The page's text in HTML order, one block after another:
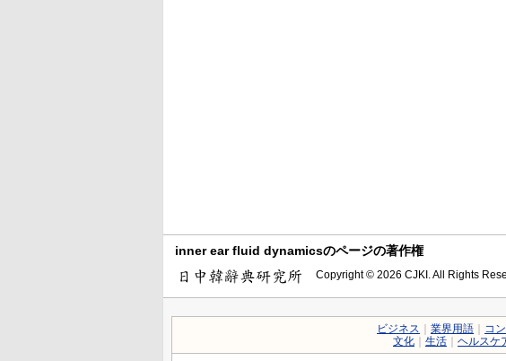
inner ear fluid dynamicsのページの著作権
Copyright © 2026 CJKI. All Rights
ビジネス 業界用語 コ
文化
生活 ヘルスケ